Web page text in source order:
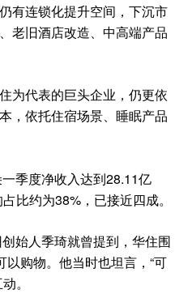
有连锁化提升空间，下沉市
老旧酒店改造、中高端产品
为代表的巨头企业，仍更依
，依托住宿场景、睡眠产品
季度净收入达到28.11亿
比约为38%，已接近四成。
始人季琦就曾提到，华住围
购物。他当时也坦言，“可
。